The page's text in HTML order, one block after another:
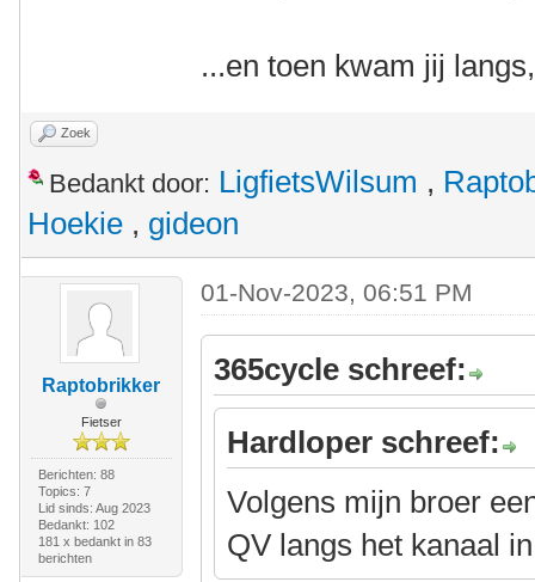
...en toen kwam jij
Zoek
Bedankt door: LigfietsWilsum ,
Hoekie , gideon
Raptobrikker
Fietser
Berichten: 88
Topics: 7
Lid sinds: Aug 2023
Bedankt: 102
181 x bedankt in 83
berichten
01-Nov-2023, 06:51 PM
365cycle schreef:
Hardloper schreef:
Volgens mijn broer
QV langs het kanaal